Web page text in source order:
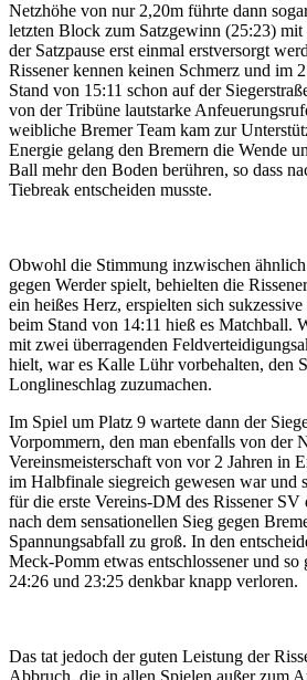
Netzhöhe von nur 2,20m führte dann
letzten Block zum Satzgewinn (25:23) mit
der Satzpause erst einmal erstversorgt
Rissener kennen keinen Schmerz und im
Stand von 15:11 schon auf der
von der Tribüne lautstarke
weibliche Bremer Team kam zur
Energie gelang den Bremern die Wende
Ball mehr den Boden berühren, so dass
Tiebreak entscheiden musste.
Obwohl die Stimmung inzwischen
gegen Werder spielt, behielten die
ein heißes Herz, erspielten sich
beim Stand von 14:11 hieß es Matchball.
mit zwei überragenden
hielt, war es Kalle Lühr vorbehalten, den
Longlineschlag zuzumachen.
Im Spiel um Platz 9 wartete dann der
Vorpommern, den man ebenfalls von der
Vereinsmeisterschaft von vor 2 Jahren in
im Halbfinale siegreich gewesen war und
für die erste Vereins-DM des Rissener
nach dem sensationellen Sieg gegen
Spannungsabfall zu groß. In den
Meck-Pomm etwas entschlossener und
24:26 und 23:25 denkbar knapp verloren.
Das tat jedoch der guten Leistung der
Abbruch, die in allen Spielen außer zum